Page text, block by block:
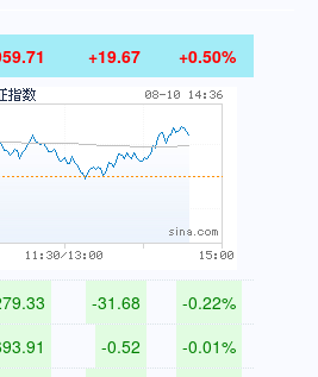
+19.67 +0.50%
-31.68 -0.22%
-0.52 -0.01%